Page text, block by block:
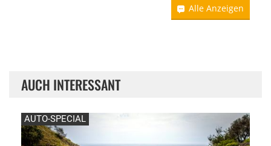
Alle Anzeigen
AUCH INTERESSANT
AUTO-SPECIAL